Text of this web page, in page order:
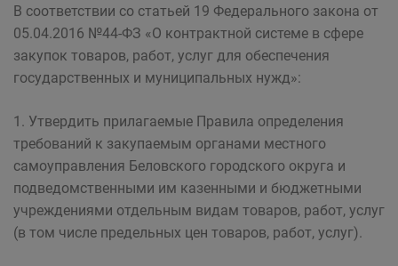
В соответствии со статьей 19 Федерального закона от
05.04.2016 №44-ФЗ «О контрактной системе в сфере
закупок товаров, работ, услуг для обеспечения
государственных и муниципальных нужд»:
1. Утвердить прилагаемые Правила определения
требований к закупаемым органами местного
самоуправления Беловского городского округа и
подведомственными им казенными и бюджетными
учреждениями отдельным видам товаров, работ, услуг
(в том числе предельных цен товаров, работ, услуг).